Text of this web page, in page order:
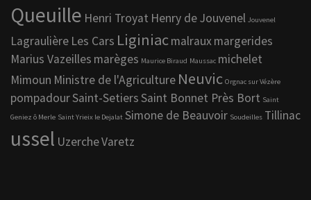
Queuille Henri Troyat Henry de Jouvenel Jouvenel
Lagraulière Les Cars Liginiacmalrauxmargerides
Marius Vazeilles marèges Maurice Biraud Maussac michelet
Mimoun Ministre de l'Agriculture Neuvic Orgnac sur Vézère
pompadourSaint-SetiersSaint Bonnet Près Bort Saint
Geniez ô Merle Saint Yrieix le Dejalat Simone de Beauvoir Soudeilles Tillinac
ussel UzercheVaretz